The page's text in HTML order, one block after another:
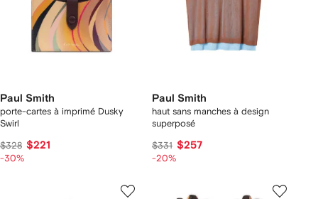
Paul Smith
porte-cartes à imprimé Dusky
Swirl
$328 $221
-30%
Paul Smith
haut sans manches à design
superposé
$331 $257
-20%